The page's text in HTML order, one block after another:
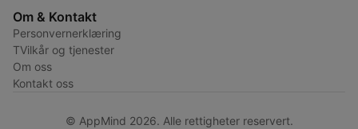
Om & Kontakt
Personvernerklæring
TVilkår og tjenester
Om oss
Kontakt oss
© AppMind 2026. Alle rettigheter reservert.